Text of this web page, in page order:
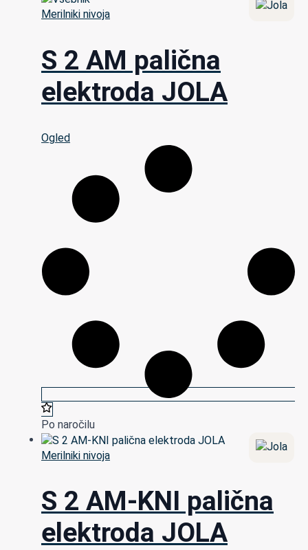
Merilniki nivoja
S 2 AM palična
elektroda JOLA
Ogled
Po naročilu
Merilniki nivoja
S 2 AM-KNI palična
elektroda JOLA